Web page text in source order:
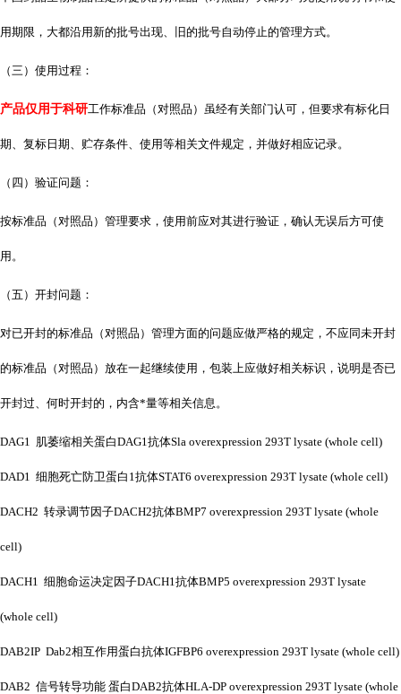
用期限，大都沿用新的批号出现、旧的批号自动停止的管理方式。
（三）使用过程：
产品仅用于科研工作标准品（对照品）虽经有关部门认可，但要求有标化日
期、复标日期、贮存条件、使用等相关文件规定，并做好相应记录。
（四）验证问题：
按标准品（对照品）管理要求，使用前应对其进行验证，确认无误后方可使
用。
（五）开封问题：
对已开封的标准品（对照品）管理方面的问题应做严格的规定，不应同未开封
的标准品（对照品）放在一起继续使用，包装上应做好相关标识，说明是否已
开封过、何时开封的，内含*量等相关信息。
DAG1 肌萎缩相关蛋白DAG1抗体Sla overexpression 293T lysate (whole cell)
DAD1 细胞死亡防卫蛋白1抗体STAT6 overexpression 293T lysate (whole cell)
DACH2 转录调节因子DACH2抗体BMP7 overexpression 293T lysate (whole
cell)
DACH1 细胞命运决定因子DACH1抗体BMP5 overexpression 293T lysate
(whole cell)
DAB2IP Dab2相互作用蛋白抗体IGFBP6 overexpression 293T lysate (whole cell)
DAB2 信号转导功能 蛋白DAB2抗体HLA-DP overexpression 293T lysate (whole